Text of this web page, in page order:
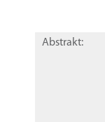
Abstrakt: